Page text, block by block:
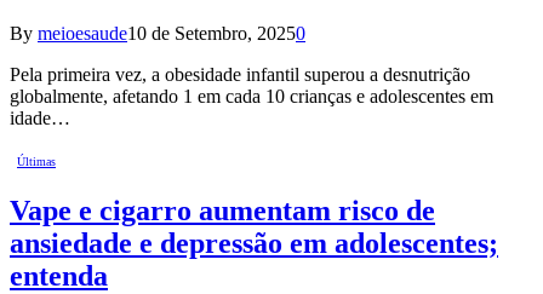
By meioesaude10 de Setembro, 20250
Pela primeira vez, a obesidade infantil superou a desnutrição
globalmente, afetando 1 em cada 10 crianças e adolescentes em
idade…
Últimas
Vape e cigarro aumentam risco de
ansiedade e depressão em adolescentes;
entenda